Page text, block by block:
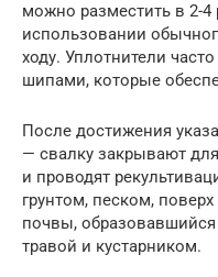
можно разместить в 2-4
использовании
ходу. Уплотнители
шипами, которые
После достижения
— свалку закрывают
и проводят
грунтом, песком,
почвы, образовавшийся
травой и кустарником.